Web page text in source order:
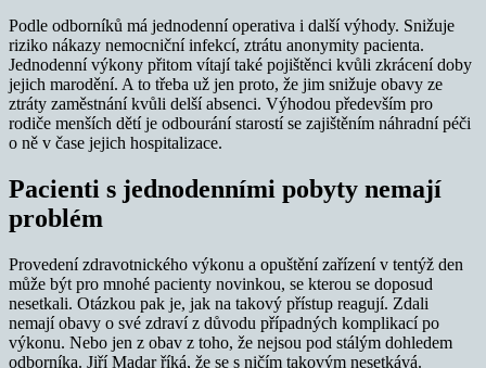
Podle odborníků má jednodenní operativa i další výhody. Snižuje
riziko nákazy nemocniční infekcí, ztrátu anonymity pacienta.
Jednodenní výkony přitom vítají také pojištěnci kvůli zkrácení doby
jejich marodění. A to třeba už jen proto, že jim snižuje obavy ze
ztráty zaměstnání kvůli delší absenci. Výhodou především pro
rodiče menších dětí je odbourání starostí se zajištěním náhradní péči
o ně v čase jejich hospitalizace.
Pacienti s jednodenními pobyty nemají
problém
Provedení zdravotnického výkonu a opuštění zařízení v tentýž den
může být pro mnohé pacienty novinkou, se kterou se doposud
nesetkali. Otázkou pak je, jak na takový přístup reagují. Zdali
nemají obavy o své zdraví z důvodu případných komplikací po
výkonu. Nebo jen z obav z toho, že nejsou pod stálým dohledem
odborníka. Jiří Madar říká, že se s ničím takovým nesetkává.